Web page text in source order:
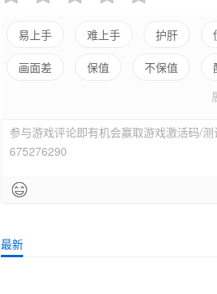
易上手 难上手 护肝
画面差 保值 不保值
参与游戏评论即有机会赢取游戏激活码/
675276290
最新